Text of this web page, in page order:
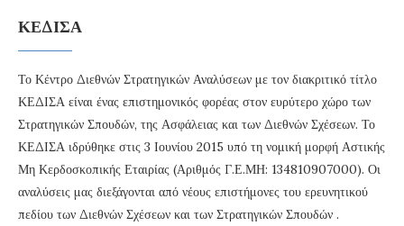
ΚΕΔΙΣΑ
Το Κέντρο Διεθνών Στρατηγικών Αναλύσεων με τον διακριτικό τίτλο
ΚΕΔΙΣΑ είναι ένας επιστημονικός φορέας στον ευρύτερο χώρο των
Στρατηγικών Σπουδών, της Ασφάλειας και των Διεθνών Σχέσεων. Το
ΚΕΔΙΣΑ ιδρύθηκε στις 3 Ιουνίου 2015 υπό τη νομική μορφή Αστικής
Μη Κερδοσκοπικής Εταιρίας (Αριθμός Γ.Ε.ΜΗ: 134810907000). Οι
αναλύσεις μας διεξάγονται από νέους επιστήμονες του ερευνητικού
πεδίου των Διεθνών Σχέσεων και των Στρατηγικών Σπουδών .